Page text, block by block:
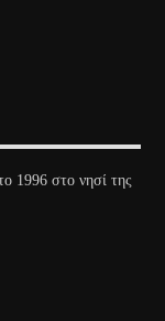
1996 στο νησί της